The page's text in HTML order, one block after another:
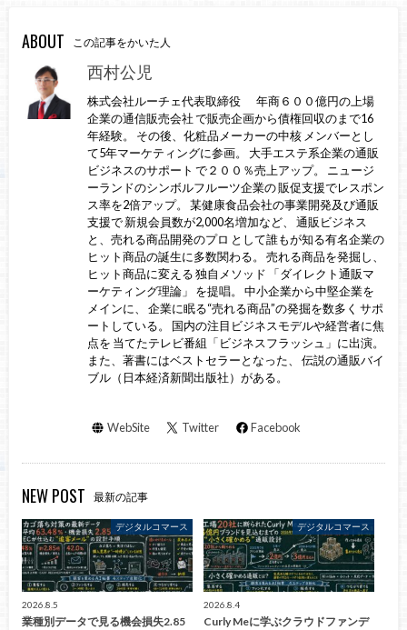
ABOUT この記事をかいた人
西村公児
株式会社ルーチェ代表取締役 年商６００億円の上場
企業の通信販売会社 で販売企画から債権回収のまで16
年経験。 その後、化粧品メーカーの中核 メンバーとし
て5年マーケティングに参画。 大手エステ系企業の通販
ビジネスのサポート で２００％売上アップ。 ニュージ
ーランドのシンボルフルーツ企業の 販促支援でレスポン
ス率を2倍アップ。 某健康食品会社の事業開発及び通販
支援で 新規会員数が2,000名増加など、 通販ビジネス
と、売れる商品開発のプロ として誰もが知る有名企業の
ヒット商品の誕生に多数関わる。 売れる商品を発掘し、
ヒット商品に変える 独自メソッド 「ダイレクト通販マ
ーケティング理論」 を提唱。 中小企業から中堅企業を
メインに、 企業に眠る“売れる商品”の発掘を数多く サポ
ートしている。 国内の注目ビジネスモデルや経営者に焦
点を 当てたテレビ番組「ビジネスフラッシュ」に出演。
また、著書にはベストセラーとなった、 伝説の通販バイ
ブル（日本経済新聞出版社）がある。
WebSite Twitter Facebook
NEW POST 最新の記事
デジタルコマース
2026.8.5
業種別データで見る機会損失2.85
デジタルコマース
2026.8.4
Curly Meに学ぶクラウドファンデ